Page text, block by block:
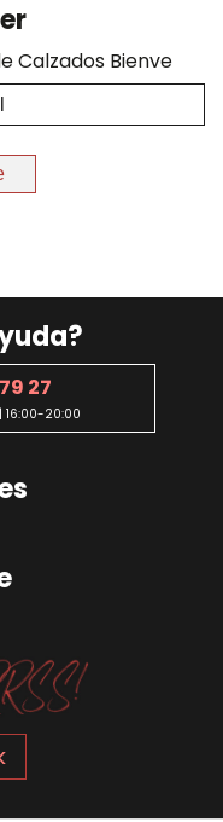
Calzados Bienve
27
16:00-20:00